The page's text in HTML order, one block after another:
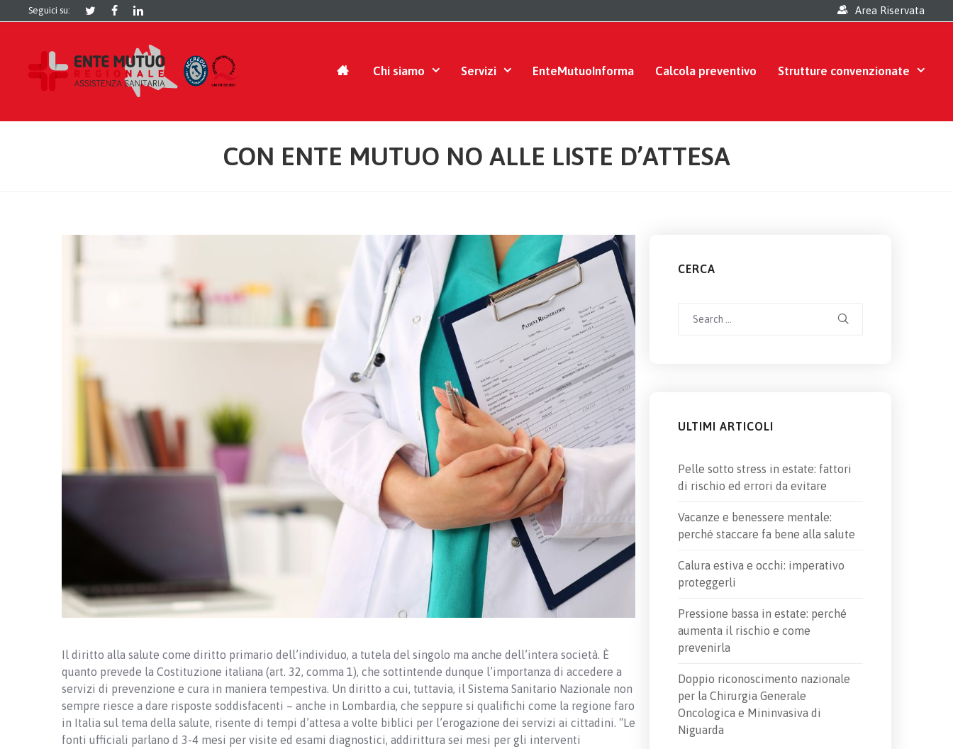
Seguici su: Area Riservata
Chi siamo Servizi EnteMutuoInforma Calcola preventivo Strutture convenzionate
CON ENTE MUTUO NO ALLE LISTE D’ATTESA
Il diritto alla salute come diritto primario dell’individuo, a tutela del singolo ma anche dell’intera società. È
quanto prevede la Costituzione italiana (art. 32, comma 1), che sottintende dunque l’importanza di accedere a
servizi di prevenzione e cura in maniera tempestiva. Un diritto a cui, tuttavia, il Sistema Sanitario Nazionale non
sempre riesce a dare risposte soddisfacenti – anche in Lombardia, che seppure si qualifichi come la regione faro
in Italia sul tema della salute, risente di tempi d’attesa a volte biblici per l’erogazione dei servizi ai cittadini. “Le
fonti ufficiali parlano d 3-4 mesi per visite ed esami diagnostici, addirittura sei mesi per gli interventi
CERCA
ULTIMI ARTICOLI
Pelle sotto stress in estate: fattori
di rischio ed errori da evitare
Vacanze e benessere mentale:
perché staccare fa bene alla salute
Calura estiva e occhi: imperativo
proteggerli
Pressione bassa in estate: perché
aumenta il rischio e come
prevenirla
Doppio riconoscimento nazionale
per la Chirurgia Generale
Oncologica e Mininvasiva di
Niguarda